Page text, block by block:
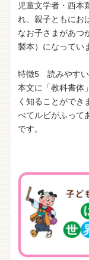
児童文学者・西本
れ、親子ともにお
なお子さまがあつ
製本）になってい
特徴5 読みやす
本文に「教科書体
く知ることができ
べてルビがふって
です。